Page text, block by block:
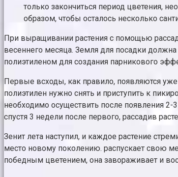
только закончиться период цветения,
образом, чтобы осталось несколько
При выращивании растения с помощью
весеннего месяца. Земля для посадки
полиэтиленом для создания парникового
Первые всходы, как правило, появляются уже
полиэтилен нужно снять и приступить к
необходимо осуществить после появления 2-
спустя 3 недели после первого, рассадив
Зенит лета наступил, и каждое растение
место новому поколению. распускает свою
победным цветением, она завораживает и